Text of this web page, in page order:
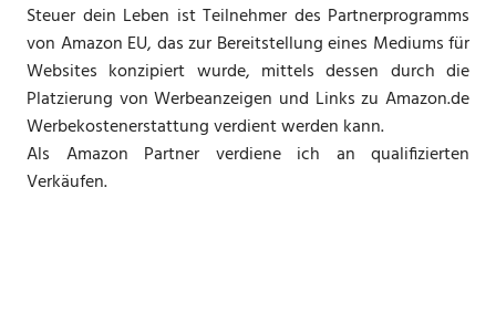
Steuer dein Leben ist Teilnehmer des Partnerprogramms
von Amazon EU, das zur Bereitstellung eines Mediums für
Websites konzipiert wurde, mittels dessen durch die
Platzierung von Werbeanzeigen und Links zu Amazon.de
Werbekostenerstattung verdient werden kann.
Als Amazon Partner verdiene ich an qualifizierten
Verkäufen.